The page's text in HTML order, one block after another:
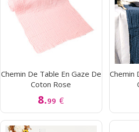
Chemin De Table En Gaze De
Coton Rose
8.99 €
Chemin